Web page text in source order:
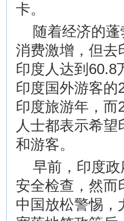
卡。
随着经济的
消费激增，但去
印度人达到60.8
印度国外游客的
印度旅游年，而
人士都表示希
和游客。
早前，印度
安全检查，然而
中国放松警惕，